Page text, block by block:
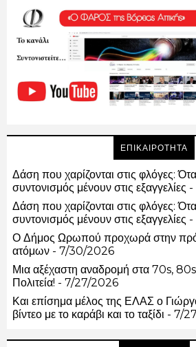
ΕΠΙΚΑΙΡΟΤΗΤΑ
Δάση που χαρίζονται στις φλόγες:
συντονισμός μένουν στις εξαγγελίες -
Δάση που χαρίζονται στις φλόγες:
συντονισμός μένουν στις εξαγγελίες -
Ο Δήμος Ωρωπού προχωρά στην
ατόμων - 7/30/2026
Μια αξέχαστη αναδρομή στα 70s,
Πολιτεία! - 7/27/2026
Και επίσημα μέλος της ΕΛΑΣ ο
βίντεο με το καράβι και το ταξίδι - 7/